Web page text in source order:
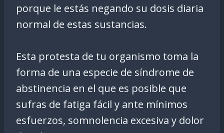
porque le estás negando su dosis diaria
normal de estas sustancias.
Esta protesta de tu organismo toma la
forma de una especie de síndrome de
abstinencia en el que es posible que
sufras de fatiga fácil y ante mínimos
esfuerzos, somnolencia excesiva y dolor